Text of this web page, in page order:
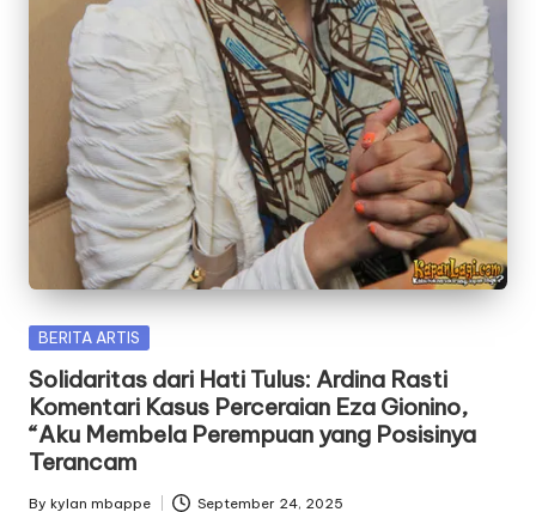
Posted
BERITA ARTIS
Solidaritas dari Hati Tulus: Ardina Rasti
Komentari Kasus Perceraian Eza Gionino,
“Aku Membela Perempuan yang Posisinya
Terancam
By kylan mbappe September 24, 2025